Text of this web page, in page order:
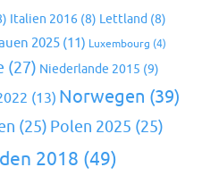
Italien 2016 (8) Lettland (8)
2025(11) Luxembourg (4)
(27) Niederlande 2015 (9)
(13) Norwegen (39)
(25) Polen 2025 (25)
2018 (49)